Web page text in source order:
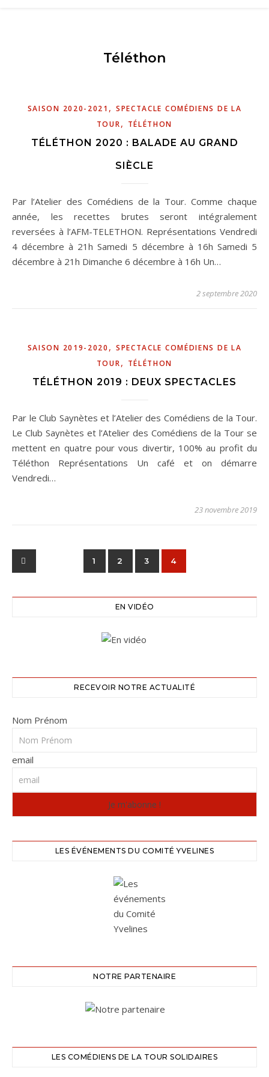
Téléthon
SAISON 2020-2021 , SPECTACLE COMÉDIENS DE LA
TOUR, TÉLÉTHON
TÉLÉTHON 2020 : BALADE AU GRAND
SIÈCLE
Par l’Atelier des Comédiens de la Tour. Comme chaque
année, les recettes brutes seront intégralement
reversées à l’AFM-TELETHON. Représentations Vendredi
4 décembre à 21h Samedi 5 décembre à 16h Samedi 5
décembre à 21h Dimanche 6 décembre à 16h Un…
2 septembre 2020
SAISON 2019-2020 , SPECTACLE COMÉDIENS DE LA
TOUR, TÉLÉTHON
TÉLÉTHON 2019 : DEUX SPECTACLES
Par le Club Saynètes et l’Atelier des Comédiens de la Tour.
Le Club Saynètes et l’Atelier des Comédiens de la Tour se
mettent en quatre pour vous divertir, 100% au profit du
Téléthon Représentations Un café et on démarre
Vendredi…
23 novembre 2019
1 2 3 4
EN VIDÉO
RECEVOIR NOTRE ACTUALITÉ
Nom Prénom
email
LES ÉVÉNEMENTS DU COMITÉ YVELINES
NOTRE PARTENAIRE
LES COMÉDIENS DE LA TOUR SOLIDAIRES